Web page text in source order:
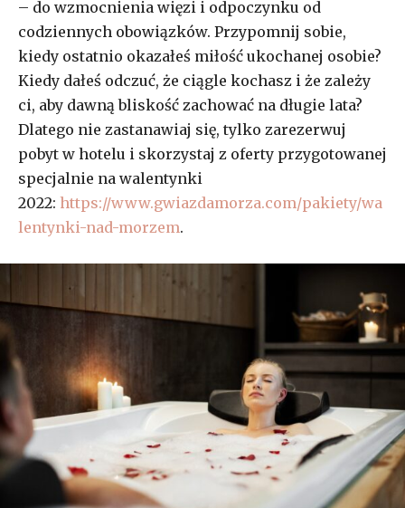
– do wzmocnienia więzi i odpoczynku od
codziennych obowiązków. Przypomnij sobie,
kiedy ostatnio okazałeś miłość ukochanej osobie?
Kiedy dałeś odczuć, że ciągle kochasz i że zależy
ci, aby dawną bliskość zachować na długie lata?
Dlatego nie zastanawiaj się, tylko zarezerwuj
pobyt w hotelu i skorzystaj z oferty przygotowanej
specjalnie na walentynki
2022: https://www.gwiazdamorza.com/pakiety/wa
lentynki-nad-morzem.